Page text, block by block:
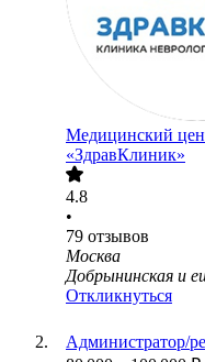
Медицинский
«ЗдравКлиник»
4.8
•
79 отзывов
Москва
Добрынинская и
Откликнуться
Администратор/